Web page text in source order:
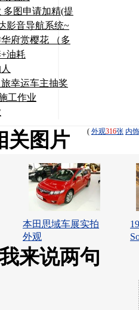
多图申请加精(提
影音导航系统~
府赏樱花 （多
油耗
幸运车主抽奖
工作业
( 外观316张 内饰
关图片
本田思域车展实拍
外观
来说两句